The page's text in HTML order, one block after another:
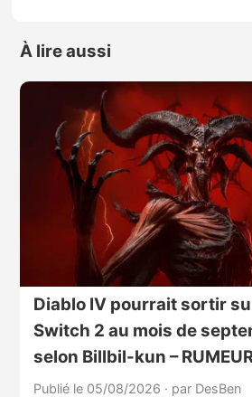
À lire aussi
Diablo IV pourrait sortir
Switch 2 au mois de
selon Billbil-kun –
Publié le 05/08/2026 · par DesBen